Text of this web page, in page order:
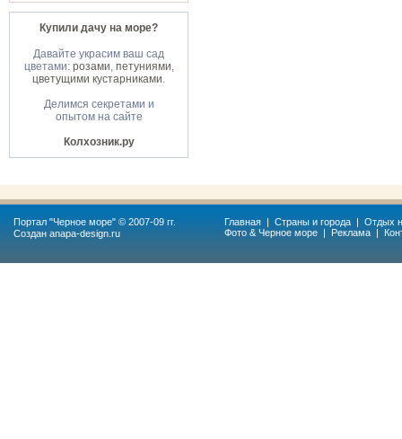
Купили дачу на море?
Давайте украсим ваш сад
цветами: розами, петуниями,
цветущими кустарниками.
Делимся секретами и
опытом на сайте
Колхозник.ру
Портал "Черное море" © 2007-09 гг.
Создан anapa-design.ru
Главная | Страны и города | Отдых
Фото & Черное море | Реклама |